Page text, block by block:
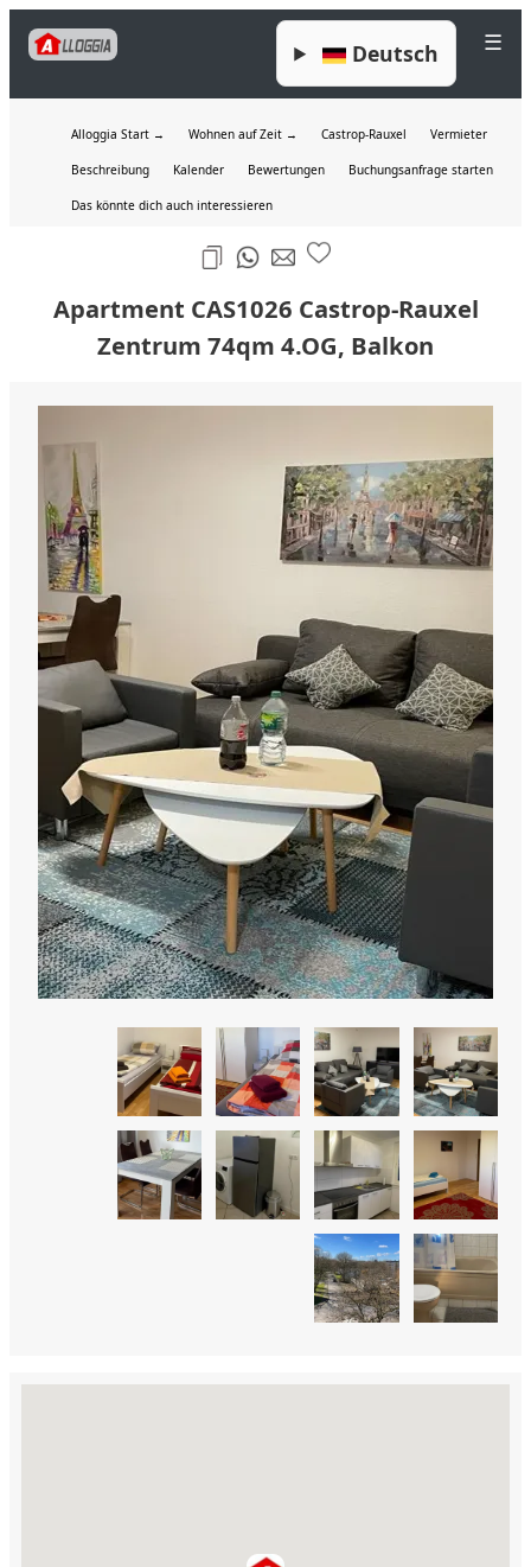
☰
Deutsch
Alloggia Start → Wohnen auf Zeit → Castrop-Rauxel Vermieter
Beschreibung Kalender Bewertungen Buchungsanfrage starten
Das könnte dich auch interessieren
Apartment CAS1026 Castrop-Rauxel
Zentrum 74qm 4.OG, Balkon